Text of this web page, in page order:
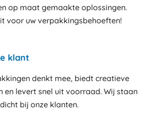
op maat gemaakte oplossingen.
voor uw verpakkingsbehoeften!
klant
denkt mee, biedt creatieve
en levert snel uit voorraad. Wij staan
bij onze klanten